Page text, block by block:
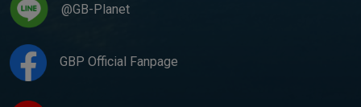
@GB-Planet
GBP Official Fanpage